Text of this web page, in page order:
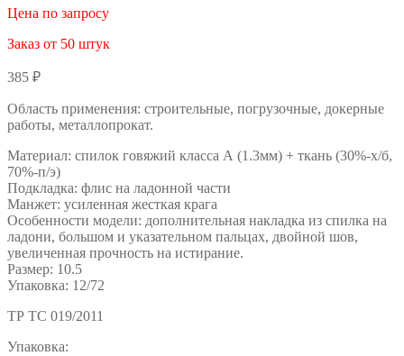
Цена по запросу
Заказ от 50 штук
385 ₽
Область применения: строительные, погрузочные, докерные
работы, металлопрокат.
Материал: спилок говяжий класса А (1.3мм) + ткань (30%-х/б,
70%-п/э)
Подкладка: флис на ладонной части
Манжет: усиленная жесткая крага
Особенности модели: дополнительная накладка из спилка на
ладони, большом и указательном пальцах, двойной шов,
увеличенная прочность на истирание.
Размер: 10.5
Упаковка: 12/72
ТР ТС 019/2011
Упаковка: